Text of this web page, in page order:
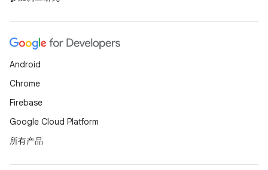
Android
Chrome
Firebase
Google Cloud Platform
所有产品